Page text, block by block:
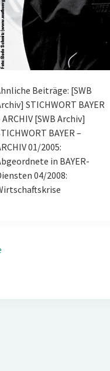
Beiträge: [SWB
STICHWORT BAYER
ARCHIV [SWB Archiv]
BAYER –
01/2005:
in BAYER-
04/2008: